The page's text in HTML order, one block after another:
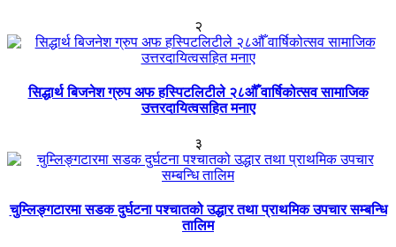
२
सिद्धार्थ बिजनेश ग्रुप अफ हस्पिटलिटीले २८औँ वार्षिकोत्सव सामाजिक
उत्तरदायित्वसहित मनाए
३
चुम्लिङ्गटारमा सडक दुर्घटना पश्चातको उद्धार तथा प्राथमिक उपचार सम्बन्धि
तालिम